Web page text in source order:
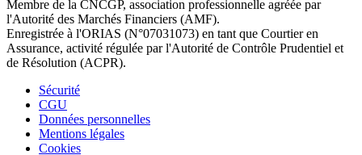
Membre de la CNCGP, association professionnelle agréée par
l'Autorité des Marchés Financiers (AMF).
Enregistrée à l'ORIAS (N°07031073) en tant que Courtier en
Assurance, activité régulée par l'Autorité de Contrôle Prudentiel et
de Résolution (ACPR).
Sécurité
CGU
Données personnelles
Mentions légales
Cookies